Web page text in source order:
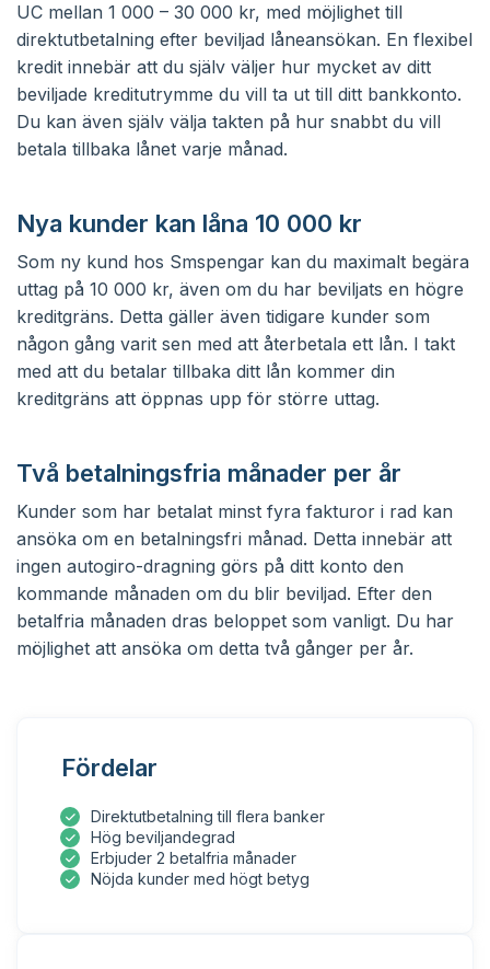
UC mellan 1 000 – 30 000 kr, med möjlighet till
direktutbetalning efter beviljad låneansökan. En flexibel
kredit innebär att du själv väljer hur mycket av ditt
beviljade kreditutrymme du vill ta ut till ditt bankkonto.
Du kan även själv välja takten på hur snabbt du vill
betala tillbaka lånet varje månad.
Nya kunder kan låna 10 000 kr
Som ny kund hos Smspengar kan du maximalt begära
uttag på 10 000 kr, även om du har beviljats en högre
kreditgräns. Detta gäller även tidigare kunder som
någon gång varit sen med att återbetala ett lån. I takt
med att du betalar tillbaka ditt lån kommer din
kreditgräns att öppnas upp för större uttag.
Två betalningsfria månader per år
Kunder som har betalat minst fyra fakturor i rad kan
ansöka om en betalningsfri månad. Detta innebär att
ingen autogiro-dragning görs på ditt konto den
kommande månaden om du blir beviljad. Efter den
betalfria månaden dras beloppet som vanligt. Du har
möjlighet att ansöka om detta två gånger per år.
Fördelar
Direktutbetalning till flera banker
Hög beviljandegrad
Erbjuder 2 betalfria månader
Nöjda kunder med högt betyg